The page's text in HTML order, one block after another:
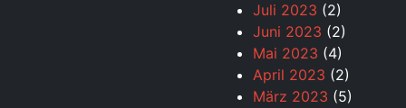
Juli 2023 (2)
Juni 2023 (2)
Mai 2023 (4)
April 2023 (2)
März 2023 (5)